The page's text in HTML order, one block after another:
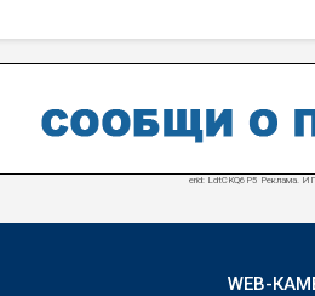
erid: LdtCKQ6P5 Реклама.
WEB-